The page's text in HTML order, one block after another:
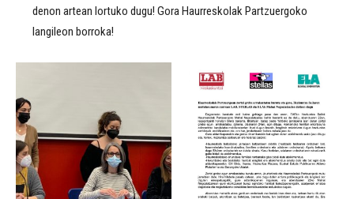
denon artean lortuko dugu! Gora Haurreskolak Partzuergoko
langileon borroka!